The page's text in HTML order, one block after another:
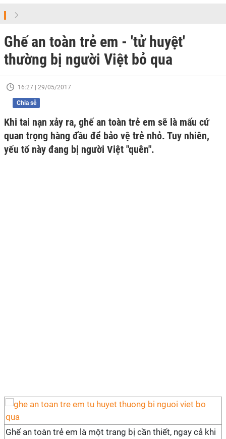
Ghế an toàn trẻ em - 'tử huyệt'
thường bị người Việt bỏ qua
16:27 | 29/05/2017
Chia sẻ
Khi tai nạn xảy ra, ghế an toàn trẻ em sẽ là mấu cứ
quan trọng hàng đầu để bảo vệ trẻ nhỏ. Tuy nhiên,
yếu tố này đang bị người Việt "quên".
Ghế an toàn trẻ em là một trang bị cần thiết, ngay cả khi